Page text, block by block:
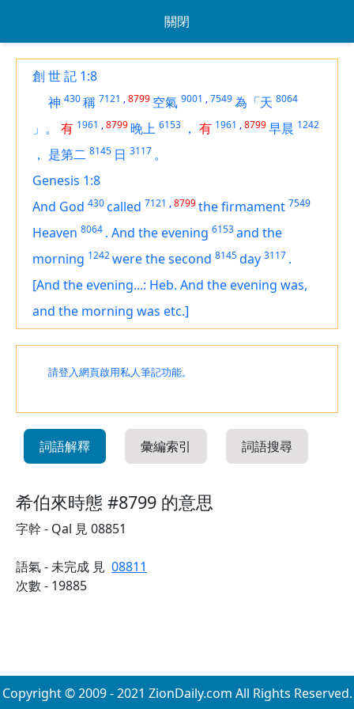
關閉
創 世 記 1:8
神 430稱 7121 ,8799 空氣 9001 ,7549為「天 8064
」。 有 1961 ,8799晚上 6153 ， 有 1961 ,8799早晨 1242
， 是第二 8145 日 3117 。
Genesis 1:8
And God 430called 7121 ,8799the firmament 7549
Heaven 8064 . And the evening 6153and the
morning 1242were the second 8145day 3117 .
[And the evening...: Heb. And the evening was,
and the morning was etc.]
請登入網頁啟用私人筆記功能。
詞語解釋 彙編索引 詞語搜尋
希伯來時態 #8799 的意思
字幹 - Qal 見 08851
語氣 - 未完成 見 08811
次數 - 19885
Copyright © 2009 - 2021 ZionDaily.com All Rights Reserved.